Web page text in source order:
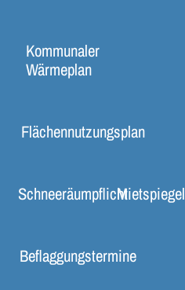
Kommunaler
Wärmeplan
Flächennutzungsplan
SchneeräumpflichtMietspiegel
Beflaggungstermine